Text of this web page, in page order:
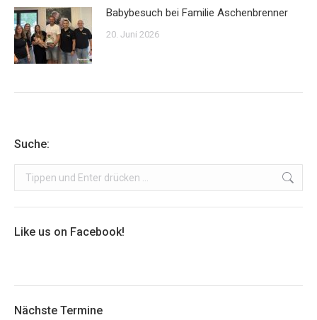
Babybesuch bei Familie Aschenbrenner
20. Juni 2026
Suche:
Search:
Like us on Facebook!
Nächste Termine